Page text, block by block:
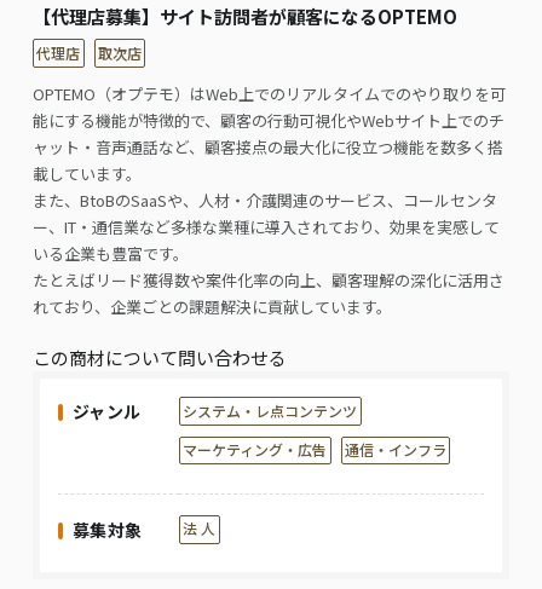
【代理店募集】サイト訪問者が顧客になるOPTEMO
代理店 取次店
OPTEMO（オプテモ）はWeb上でのリアルタイムでのやり取りを可
能にする機能が特徴的で、顧客の行動可視化やWebサイト上でのチ
ャット・音声通話など、顧客接点の最大化に役立つ機能を数多く搭
載しています。
また、BtoBのSaaSや、人材・介護関連のサービス、コールセンタ
ー、IT・通信業など多様な業種に導入されており、効果を実感して
いる企業も豊富です。
たとえばリード獲得数や案件化率の向上、顧客理解の深化に活用さ
れており、企業ごとの課題解決に貢献しています。
この商材について問い合わせる
ジャンル
システム・レ点コンテンツ
マーケティング・広告
通信・インフラ
募集対象 法 人